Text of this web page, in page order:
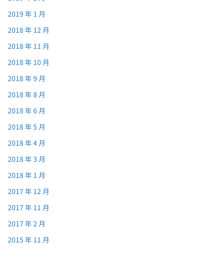
2019 年 1 月
2018 年 12 月
2018 年 11 月
2018 年 10 月
2018 年 9 月
2018 年 8 月
2018 年 6 月
2018 年 5 月
2018 年 4 月
2018 年 3 月
2018 年 1 月
2017 年 12 月
2017 年 11 月
2017 年 2 月
2015 年 11 月